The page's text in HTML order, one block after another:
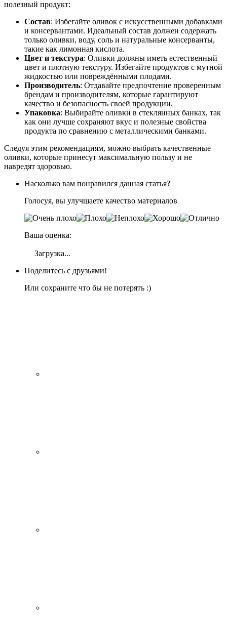
полезный продукт:
Состав: Избегайте оливок с искусственными добавками
и консервантами. Идеальный состав должен содержать
только оливки, воду, соль и натуральные консерванты,
такие как лимонная кислота.
Цвет и текстура: Оливки должны иметь естественный
цвет и плотную текстуру. Избегайте продуктов с мутной
жидкостью или повреждёнными плодами.
Производитель: Отдавайте предпочтение проверенным
брендам и производителям, которые гарантируют
качество и безопасность своей продукции.
Упаковка: Выбирайте оливки в стеклянных банках, так
как они лучше сохраняют вкус и полезные свойства
продукта по сравнению с металлическими банками.
Следуя этим рекомендациям, можно выбрать качественные
оливки, которые принесут максимальную пользу и не
навредят здоровью.
Насколько вам понравился данная статья?
Голосуя, вы улучшаете качество материалов
Ваша оценка:
Загрузка...
Поделитесь с друзьями!
Или сохраните что бы не потерять :)